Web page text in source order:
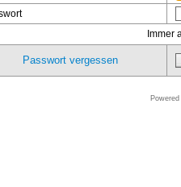
Immer
Passwort vergessen